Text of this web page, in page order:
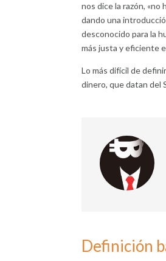
nos dice la razón,
dando una
desconocido para la
más justa y eficiente
Lo más difícil de
dinero, que datan del
Definición